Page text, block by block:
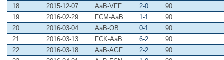
18
2015-12-07 AaB-VFF 2-0
90
19
2016-02-29 FCM-AaB 1-1
90
20
2016-03-04 AaB-OB 0-1
90
21
2016-03-13 FCK-AaB 6-2
90
22
2016-03-18 AaB-AGF 2-2
90